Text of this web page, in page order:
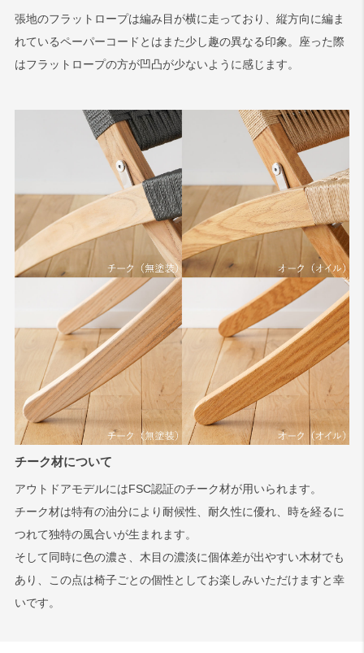
張地のフラットロープは編み目が横に走っており、縦方向に編ま
れているペーパーコードとはまた少し趣の異なる印象。座った際
はフラットロープの方が凹凸が少ないように感じます。
チーク材について
アウトドアモデルにはFSC認証のチーク材が用いられます。
チーク材は特有の油分により耐候性、耐久性に優れ、時を経るに
つれて独特の風合いが生まれます。
そして同時に色の濃さ、木目の濃淡に個体差が出やすい木材でも
あり、この点は椅子ごとの個性としてお楽しみいただけますと幸
いです。